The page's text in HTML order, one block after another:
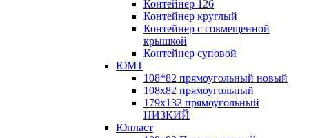
Контейнер 126
Контейнер круглый
Контейнер с совмещенной
крышкой
Контейнер суповой
ЮМТ
108*82 прямоугольный новый
108х82 прямоугольный
179х132 прямоугольный
НИЗКИЙ
Юпласт